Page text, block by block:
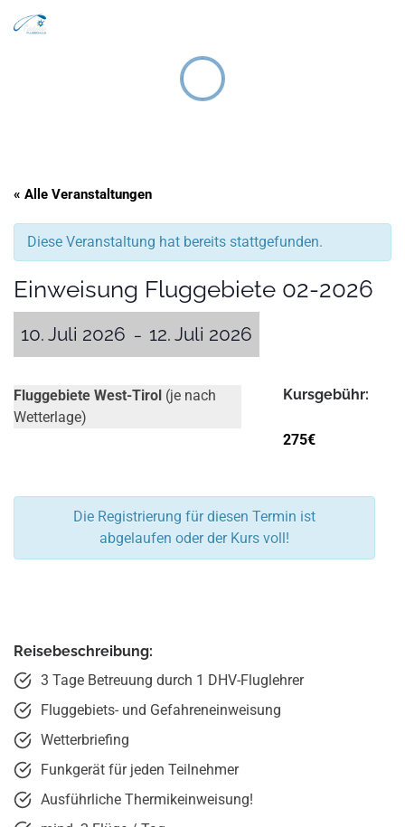
Zum Inhalt springen
« Alle Veranstaltungen
Diese Veranstaltung hat bereits stattgefunden.
Einweisung Fluggebiete 02-2026
10. Juli 2026 – 12. Juli 2026
Fluggebiete West-Tirol (je nach
Wetterlage)
Kursgebühr:
275€
Die Registrierung für diesen Termin ist
abgelaufen oder der Kurs voll!
Reisebeschreibung:
3 Tage Betreuung durch 1 DHV-Fluglehrer
Fluggebiets- und Gefahreneinweisung
Wetterbriefing
Funkgerät für jeden Teilnehmer
Ausführliche Thermikeinweisung!